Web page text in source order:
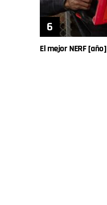
El mejor NERF [año]